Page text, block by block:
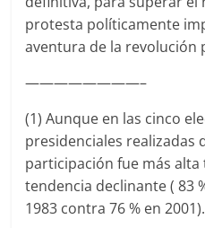
protesta políticamente
aventura de la revolución
————————–
(1) Aunque en las cinco
presidenciales realizadas
participación fue más
tendencia declinante ( 83
1983 contra 76 % en 2001).